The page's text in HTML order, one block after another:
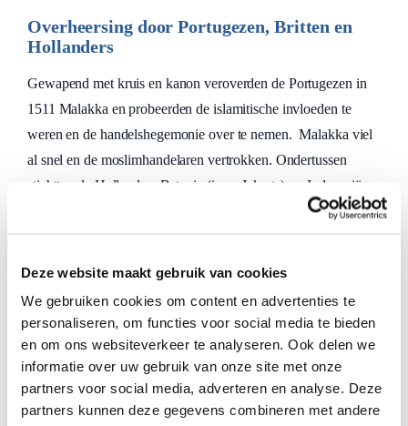
Deze website maakt gebruik van cookies
We gebruiken cookies om content en advertenties te
personaliseren, om functies voor social media te bieden
en om ons websiteverkeer te analyseren. Ook delen we
informatie over uw gebruik van onze site met onze
partners voor social media, adverteren en analyse. Deze
partners kunnen deze gegevens combineren met andere
Overheersing door Portugezen, Britten en
Hollanders
Gewapend met kruis en kanon veroverden de Portugezen in
1511 Malakka en probeerden de islamitische invloeden te
weren en de handelshegemonie over te nemen. Malakka viel
al snel en de moslimhandelaren vertrokken. Ondertussen
stichtten de Hollanders Batavia (is nu Jakarta) op Indonesië en
namen uiteindelijk in 1641 Malakka over van de Portugezen.
zochten een haven om hun handelsroutes te kunnen
beschermen die tussen China, Malaya en India liepen. Oorlog
in Europa leidde ertoe dat de Fransen Holland bezetten in
1795. De Britten, zelf ook in oorlog met Frankrijk, maakten
van de gelegenheid gebruik om de Hollandse bezittingen in
Zuidoost-Azië over te nemen, inclusief Malakka. Na de